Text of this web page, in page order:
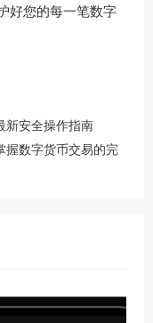
好您的每一笔数字
新安全操作指南
握数字货币交易的完